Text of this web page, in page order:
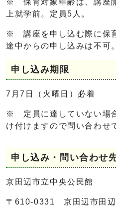
上就学前。定員5人。
※ 講座を申し込む際に保
途中からの申し込みは不可。
申し込み期限
7月7日（火曜日）必着
※ 定員に達していない場
け付けますので問い合わせ
申し込み・問い合わせ
京田辺市立中央公民館
〒610-0331 京田辺市田